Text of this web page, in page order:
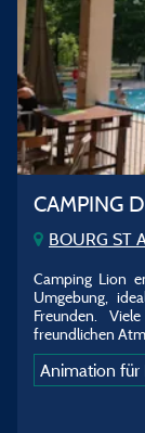
CAMPING
BOURG ST
Camping Lion
Umgebung,
Freunden.
freundlichen
Animation für